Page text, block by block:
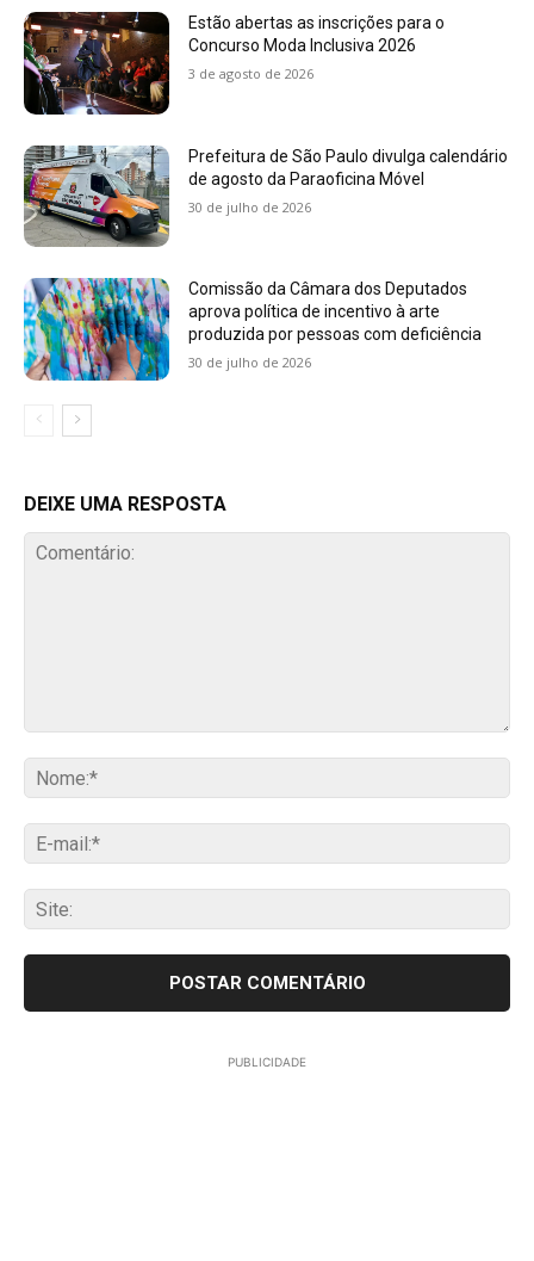
Estão abertas as inscrições para o
Concurso Moda Inclusiva 2026
3 de agosto de 2026
Prefeitura de São Paulo divulga calendário
de agosto da Paraoficina Móvel
30 de julho de 2026
Comissão da Câmara dos Deputados
aprova política de incentivo à arte
produzida por pessoas com deficiência
30 de julho de 2026
DEIXE UMA RESPOSTA
PUBLICIDADE